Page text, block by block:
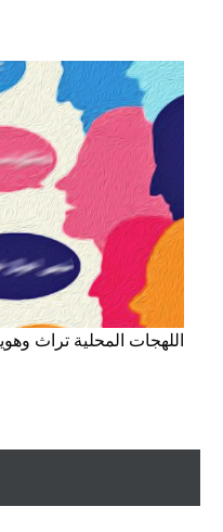
اللهجات المحلية تراث وهوية